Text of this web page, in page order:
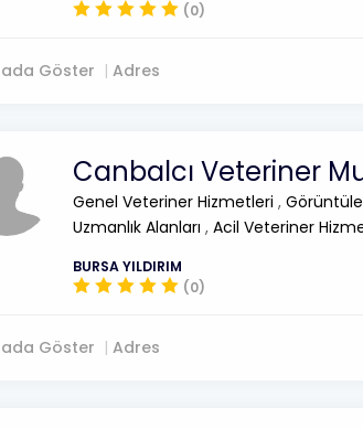
(0)
Göster Adres
Canbalcı Veteriner
Genel Veteriner Hizmetleri ,
Uzmanlık Alanları , Acil Veteriner
BURSA YILDIRIM
(0)
Göster Adres